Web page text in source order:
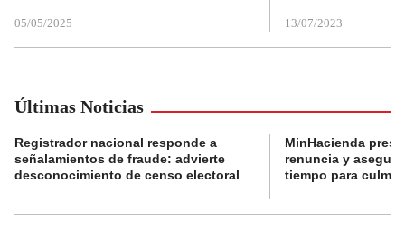
05/05/2025 13/07/2023
Últimas Noticias
Registrador nacional responde a
señalamientos de fraude: advierte
desconocimiento de censo electoral
MinHacienda
renuncia y
tiempo para